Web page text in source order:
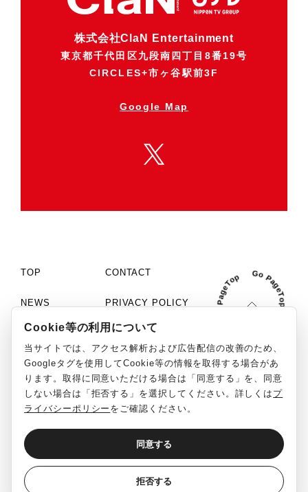
株式会社ClaN Entertainment
東京都千代田区九段南四丁目8番19号
CIRCLES+市ヶ谷駅前3F
Google Map
TOP
NEWS
COMPANY
PHILOSOPHY
WORKS
CONTACT
PRIVACY POLICY
COOKIE SETTINGS
MCN「C+」
SOCIAL MEDIA GUIDELINE
English
©ClaN Entertainment inc. All Rights Reserved.
Cookie等の利用について
当サイトでは、アクセス解析および広告配信の改善のため、
Googleタグを使用してCookie等の情報を取得する場合があ
ります。取得に同意いただける場合は「同意する」を、同意
しない場合は「拒否する」を選択してください。詳しくは プ
ライバシーポリシー をご確認ください。
同意する
拒否する